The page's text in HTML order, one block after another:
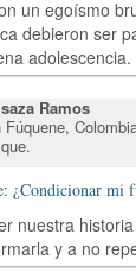
un egoísmo
debieron ser
adolescencia.
Ramos
Fúquene,
¿Condicionar mi
nuestra
y a no